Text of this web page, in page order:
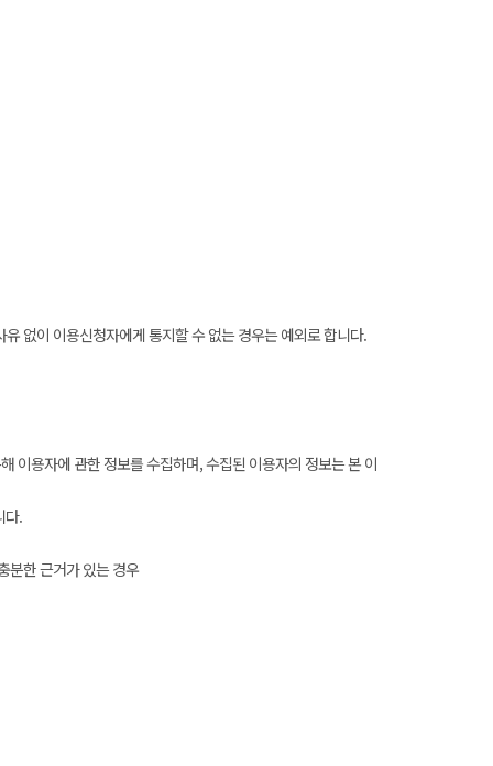
없이 이용신청자에게 통지할 수 없는 경우는 예외로 합니다.
이용자에 관한 정보를 수집하며, 수집된 이용자의 정보는 본 이
다.
분한 근거가 있는 경우